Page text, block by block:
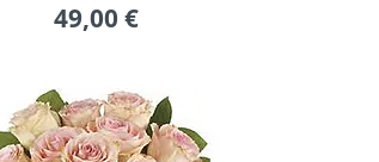
49,00 €